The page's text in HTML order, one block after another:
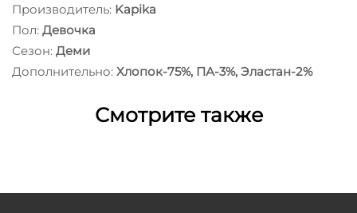
Производитель: Kapika
Пол: Девочка
Сезон: Деми
Дополнительно: Хлопок-75%, ПА-3%, Эластан-2%
Смотрите также